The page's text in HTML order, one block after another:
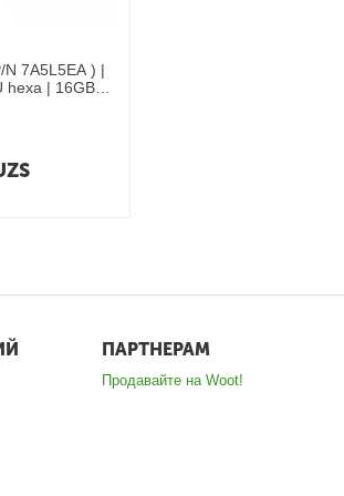
N 7A5L5EA ) |
hexa | 16GB
| 512GB
Radeon
| 15.6
ODD |
ПАРТНЕРАМ
Продавайте на Woot!